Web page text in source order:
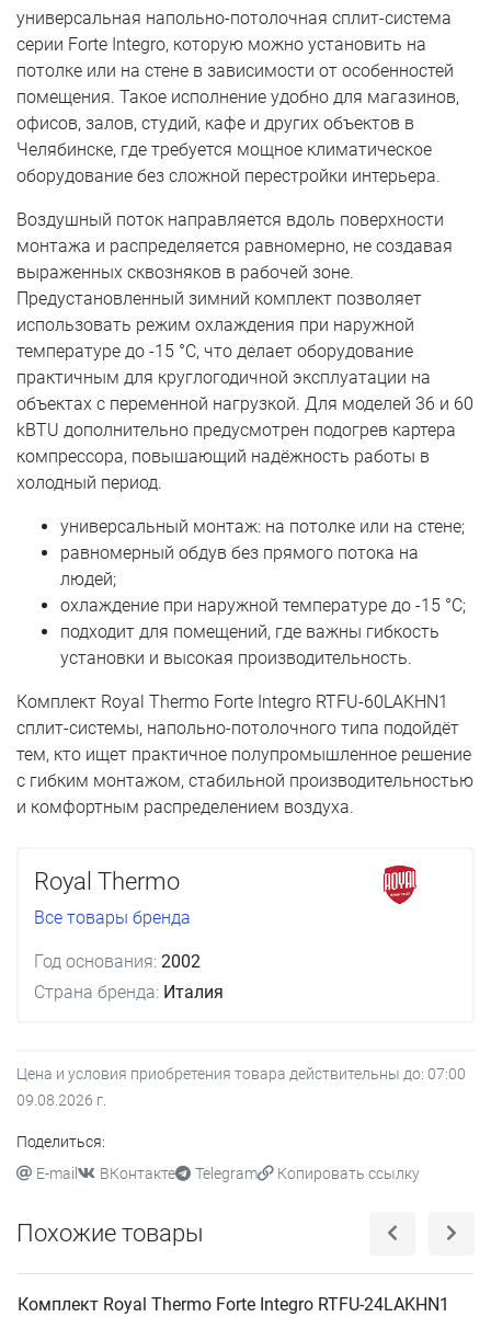
универсальная напольно-потолочная сплит-система
серии Forte Integro, которую можно установить на
потолке или на стене в зависимости от особенностей
помещения. Такое исполнение удобно для магазинов,
офисов, залов, студий, кафе и других объектов в
Челябинске, где требуется мощное климатическое
оборудование без сложной перестройки интерьера.
Воздушный поток направляется вдоль поверхности
монтажа и распределяется равномерно, не создавая
выраженных сквозняков в рабочей зоне.
Предустановленный зимний комплект позволяет
использовать режим охлаждения при наружной
температуре до -15 °C, что делает оборудование
практичным для круглогодичной эксплуатации на
объектах с переменной нагрузкой. Для моделей 36 и 60
kBTU дополнительно предусмотрен подогрев картера
компрессора, повышающий надёжность работы в
холодный период.
универсальный монтаж: на потолке или на стене;
равномерный обдув без прямого потока на
людей;
охлаждение при наружной температуре до -15 °C;
подходит для помещений, где важны гибкость
установки и высокая производительность.
Комплект Royal Thermo Forte Integro RTFU-60LAKHN1
сплит-системы, напольно-потолочного типа подойдёт
тем, кто ищет практичное полупромышленное решение
с гибким монтажом, стабильной производительностью
и комфортным распределением воздуха.
Royal Thermo
Все товары бренда
Год основания: 2002
Страна бренда: Италия
Цена и условия приобретения товара действительны до: 07:00
09.08.2026 г.
Поделиться:
E-mail
ВКонтакте Telegram Копировать ссылку
Похожие товары
Комплект Royal Thermo Forte Integro RTFU-24LAKHN1